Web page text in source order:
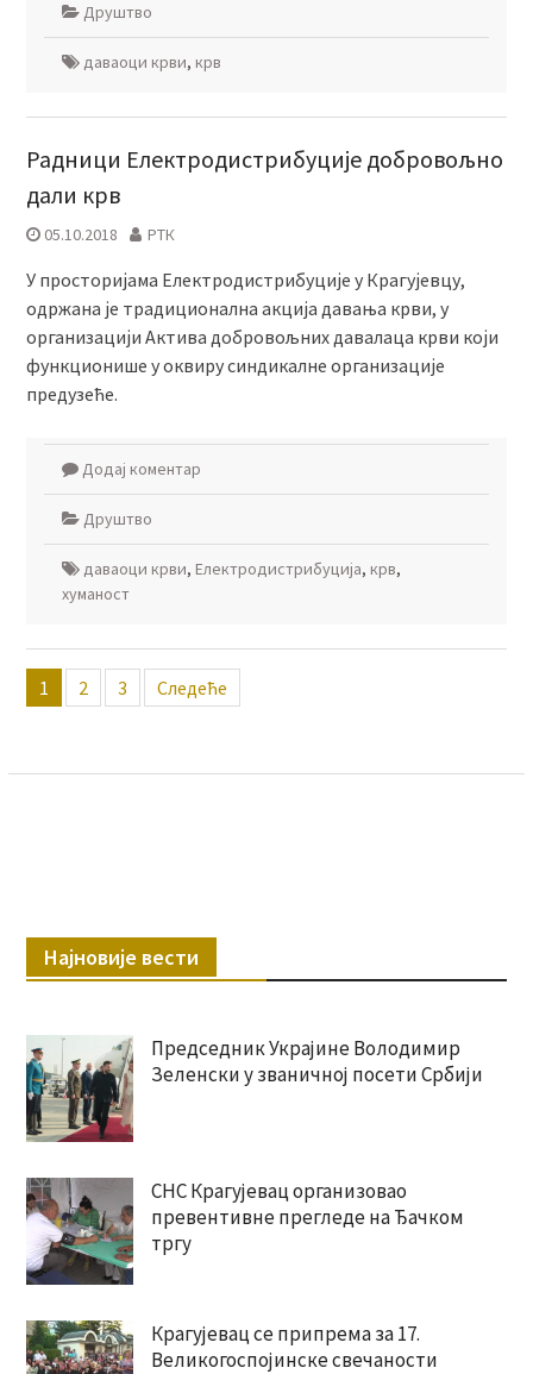
Друштво
даваоци крви, крв
Радници Електродистрибуције добровољно
дали крв
05.10.2018 РТК
У просторијама Електродистрибуције у Крагујевцу,
одржана је традиционална акција давања крви, у
организацији Актива добровољних давалаца крви који
функционише у оквиру синдикалне организације
предузеће.
Додај коментар
Друштво
даваоци крви, Електродистрибуција, крв,
хуманост
Пагинација
чланака
1 2 3 Следеће
Најновије вести
Председник Украјине Володимир
Зеленски у званичној посети Србији
СНС Крагујевац организовао
превентивне прегледе на Ђачком
тргу
Крагујевац се припрема за 17.
Великогоспојинске свечаности